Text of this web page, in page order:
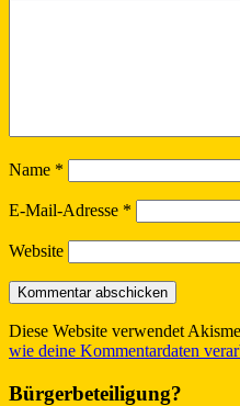
Name *
E-Mail-Adresse *
Website
Diese Website verwendet
wie deine Kommentardaten
Bürgerbeteiligung?